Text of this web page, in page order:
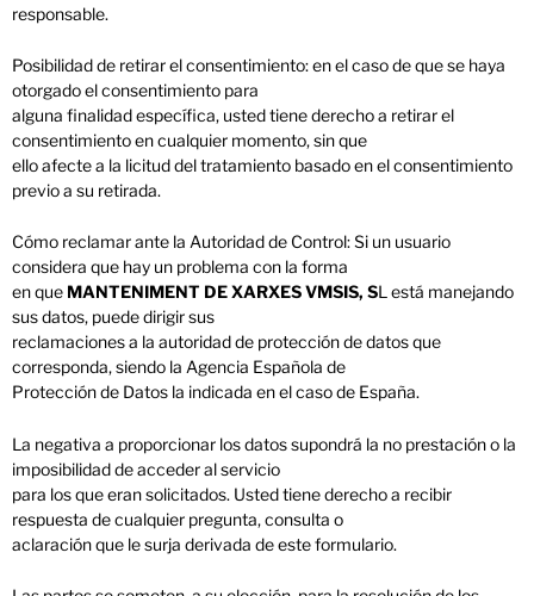
responsable.
Posibilidad de retirar el consentimiento: en el caso de que se haya
otorgado el consentimiento para
alguna finalidad específica, usted tiene derecho a retirar el
consentimiento en cualquier momento, sin que
ello afecte a la licitud del tratamiento basado en el consentimiento
previo a su retirada.
Cómo reclamar ante la Autoridad de Control: Si un usuario
considera que hay un problema con la forma
en que MANTENIMENT DE XARXES VMSIS, SL está manejando
sus datos, puede dirigir sus
reclamaciones a la autoridad de protección de datos que
corresponda, siendo la Agencia Española de
Protección de Datos la indicada en el caso de España.
La negativa a proporcionar los datos supondrá la no prestación o la
imposibilidad de acceder al servicio
para los que eran solicitados. Usted tiene derecho a recibir
respuesta de cualquier pregunta, consulta o
aclaración que le surja derivada de este formulario.